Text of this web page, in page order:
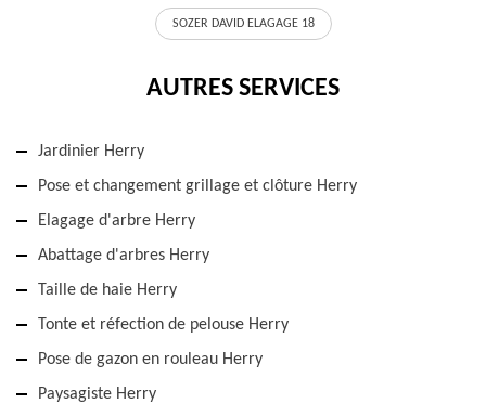
SOZER DAVID ELAGAGE 18
AUTRES SERVICES
Jardinier Herry
Pose et changement grillage et clôture Herry
Elagage d'arbre Herry
Abattage d'arbres Herry
Taille de haie Herry
Tonte et réfection de pelouse Herry
Pose de gazon en rouleau Herry
Paysagiste Herry